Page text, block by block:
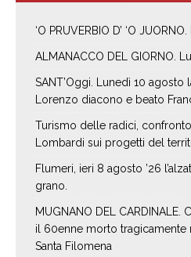
‘O PRUVERBIO D’ ‘O
ALMANACCO DEL GIORNO.
SANT’Oggi. Lunedì 10 agosto
Lorenzo diacono e beato
Turismo delle radici, confronto
Lombardi sui progetti del
Flumeri, ieri 8 agosto ’26
grano.
MUGNANO DEL CARDINALE.
il 60enne morto tragicamente
Santa Filomena